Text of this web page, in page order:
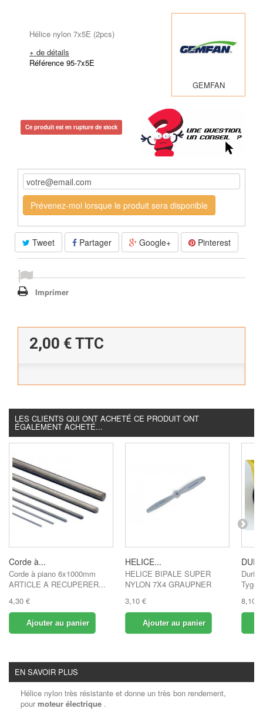
Hélice nylon 7x5E (2pcs)
+ de détails
Référence 95-7x5E
GEMFAN
Ce produit est en rupture de stock
Prévenez-moi lorsque le produit sera disponible
Tweet Partager Google+ Pinterest
Imprimer
2,00 € TTC
LES CLIENTS QUI ONT ACHETÉ CE PRODUIT ONT
ÉGALEMENT ACHETÉ...
Corde à...
Corde à piano 6x1000mm
ARTICLE A RECUPERER...
4,30 €
Ajouter au panier
HELICE...
HELICE BIPALE SUPER
NYLON 7X4 GRAUPNER
3,10 €
Ajouter au panier
Tygon
8,10 €
EN SAVOIR PLUS
Hélice nylon très résistante et donne un très bon rendement,
pour moteur électrique .